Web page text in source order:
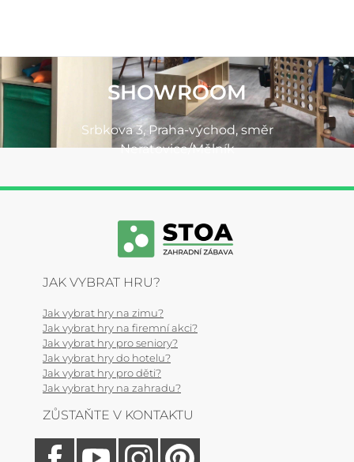
SHOWROOM
Srbkova 3, Praha-východ, směr
Neratovice/Mělník
JAK VYBRAT HRU?
Jak vybrat hry na zimu?
Jak vybrat hry na firemní akci?
Jak vybrat hry pro seniory?
Jak vybrat hry do hotelu?
Jak vybrat hry pro děti?
Jak vybrat hry na zahradu?
ZŮSTAŇTE V KONTAKTU